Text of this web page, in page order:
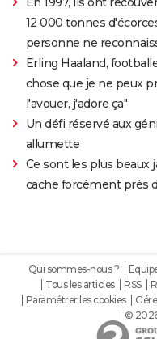
12 000 tonnes
personne ne
Erling Haaland,
chose que je ne peux
l'avouer, j'adore ça"
Un défi réservé aux
allumette
Ce sont les plus beaux
cache forcément près
Qui sommes-nous ?
Tous les articles
RSS
Paramétrer les cookies
©